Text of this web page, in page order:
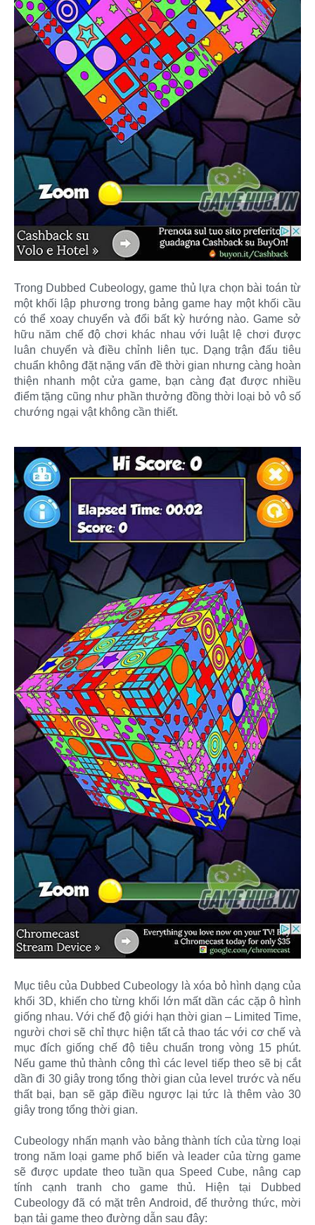
Trong Dubbed Cubeology, game thủ lựa chọn bài toán từ
một khối lập phương trong bảng game hay một khối cầu
có thể xoay chuyển và đổi bất kỳ hướng nào. Game sở
hữu năm chế độ chơi khác nhau với luật lệ chơi được
luân chuyển và điều chỉnh liên tục. Dạng trận đấu tiêu
chuẩn không đặt nặng vấn đề thời gian nhưng càng hoàn
thiện nhanh một cửa game, bạn càng đạt được nhiều
điểm tặng cũng như phần thưởng đồng thời loại bỏ vô số
chướng ngại vật không cần thiết.
Mục tiêu của Dubbed Cubeology là xóa bỏ hình dạng của
khối 3D, khiến cho từng khối lớn mất dần các cặp ô hình
giống nhau. Với chế độ giới hạn thời gian – Limited Time,
người chơi sẽ chỉ thực hiện tất cả thao tác với cơ chế và
mục đích giống chế độ tiêu chuẩn trong vòng 15 phút.
Nếu game thủ thành công thì các level tiếp theo sẽ bị cắt
dần đi 30 giây trong tổng thời gian của level trước và nếu
thất bại, bạn sẽ gặp điều ngược lại tức là thêm vào 30
giây trong tổng thời gian.
Cubeology nhấn mạnh vào bảng thành tích của từng loại
trong năm loại game phổ biến và leader của từng game
sẽ được update theo tuần qua Speed Cube, nâng cap
tính cạnh tranh cho game thủ. Hiện tại Dubbed
Cubeology đã có mặt trên Android, để thưởng thức, mời
bạn tải game theo đường dẫn sau đây: